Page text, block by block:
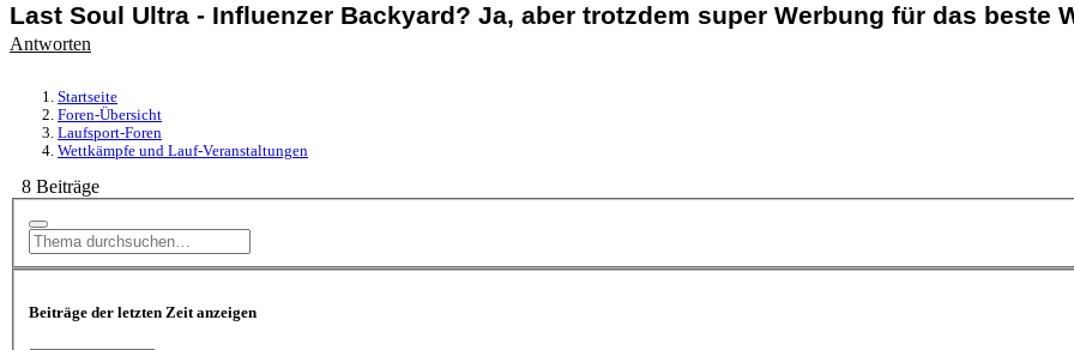
Last Soul Ultra - Influenzer Backyard? Ja, aber trotzdem super Werbung für das beste
Antworten
Startseite
Foren-Übersicht
Laufsport-Foren
Wettkämpfe und Lauf-Veranstaltungen
8 Beiträge
Beiträge der letzten Zeit anzeigen